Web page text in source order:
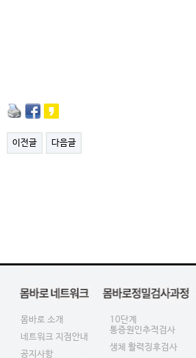
이전글 다음글
몸바로 소개
네트워크 지점안내
공지사항
10단계
통증원인추적검사
생체 활력징후검사